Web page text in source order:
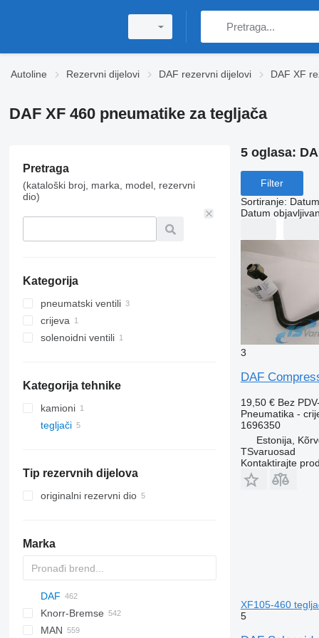
Autoline Rezervni dijelovi DAF rezervni dijelovi DAF XF
DAF XF 460 pneumatikе za tegljača
Pretraga
(kataloški broj, marka, model, rezervni
dio)
Kategorija
pneumatski ventili
crijeva
solenoidni ventili
Kategorija tehnike
kamioni
tegljači
Tip rezervnih dijelova
originalni rezervni dio
Marka
DAF
CF
CF 65
LF
Cargo
F-MAX
EuroCargo
EuroStar
Knorr-Bremse
MAN
5 oglasa:
Filter
Sortiranje:
Datum
3
DAF
19,50 € Bez
Pneumatika -
1696350
Estonija,
TSvaruosad
Kontaktirajte
XF105-460
5